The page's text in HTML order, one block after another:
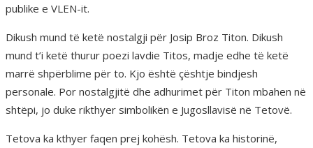
publike e VLEN-it.
Dikush mund të ketë nostalgji për Josip Broz Titon. Dikush
mund t’i ketë thurur poezi lavdie Titos, madje edhe të ketë
marrë shpërblime për to. Kjo është çështje bindjesh
personale. Por nostalgjitë dhe adhurimet për Titon mbahen në
shtëpi, jo duke rikthyer simbolikën e Jugosllavisë në Tetovë.
Tetova ka kthyer faqen prej kohësh. Tetova ka historinë,